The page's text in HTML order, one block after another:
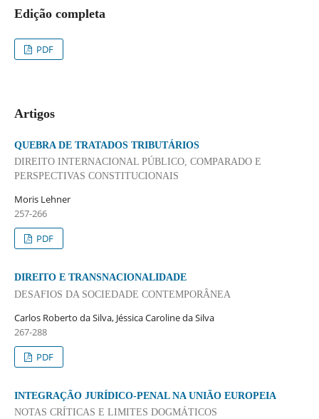
Edição completa
PDF
Artigos
QUEBRA DE TRATADOS TRIBUTÁRIOS
DIREITO INTERNACIONAL PÚBLICO, COMPARADO E
PERSPECTIVAS CONSTITUCIONAIS
Moris Lehner
257-266
PDF
DIREITO E TRANSNACIONALIDADE
DESAFIOS DA SOCIEDADE CONTEMPORÂNEA
Carlos Roberto da Silva, Jéssica Caroline da Silva
267-288
PDF
INTEGRAÇÃO JURÍDICO-PENAL NA UNIÃO EUROPEIA
NOTAS CRÍTICAS E LIMITES DOGMÁTICOS